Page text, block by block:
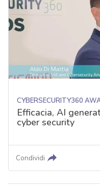
CYBERSECURITY360
Efficacia, AI
cyber security
Condividi